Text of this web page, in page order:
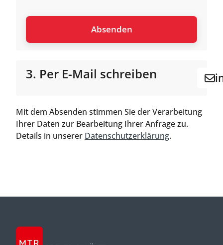
3. Per E-Mail schreiben
Mit dem Absenden stimmen Sie der Verarbeitung
Ihrer Daten zur Bearbeitung Ihrer Anfrage zu.
Details in unserer Datenschutzerklärung.